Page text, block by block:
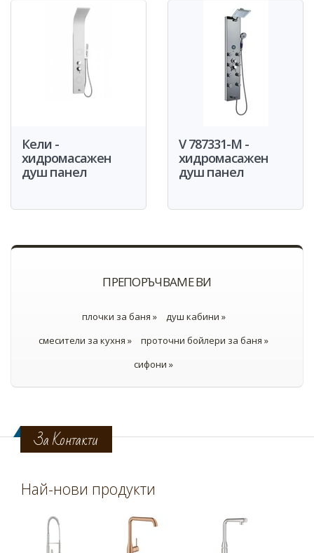
Кели -
хидромасажен
душ панел
V 787331-M -
хидромасажен
душ панел
ПРЕПОРЪЧВАМЕ ВИ
плочки за баня »
душ кабини »
смесители за кухня »
проточни бойлери за баня »
сифони »
За Контакти
Най-нови продукти